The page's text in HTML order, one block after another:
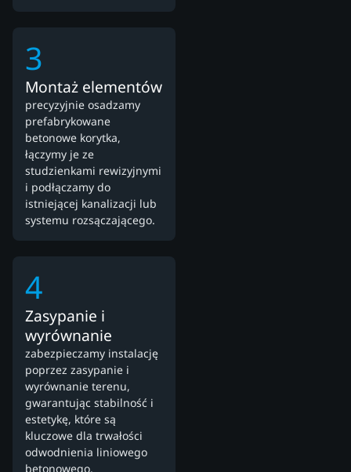
3
Montaż elementów
precyzyjnie osadzamy
prefabrykowane
betonowe korytka,
łączymy je ze
studzienkami rewizyjnymi
i podłączamy do
istniejącej kanalizacji lub
systemu rozsączającego.
4
Zasypanie i
wyrównanie
zabezpieczamy instalację
poprzez zasypanie i
wyrównanie terenu,
gwarantując stabilność i
estetykę, które są
kluczowe dla trwałości
odwodnienia liniowego
betonowego.